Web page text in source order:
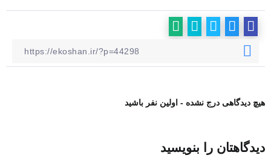
هیچ دیدگاهی درج نشده - اولین نفر باشید
دیدگاهتان را بنویسید